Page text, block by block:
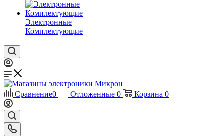
Электронные
Комплектующие
Сравнение0 Отложенные 0 Корзина 0